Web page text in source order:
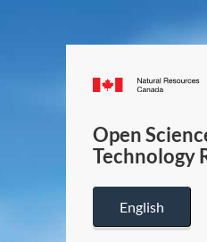
Open
Technology
English